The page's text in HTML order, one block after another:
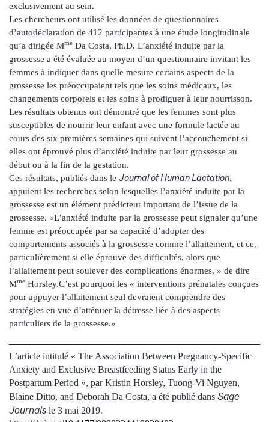
exclusivement au sein.
Les chercheurs ont utilisé les données de questionnaires
d’autodéclaration de 412 participantes à une étude longitudinale
qu’a dirigée Mme Da Costa, Ph.D. L’anxiété induite par la
grossesse a été évaluée au moyen d’un questionnaire invitant les
femmes à indiquer dans quelle mesure certains aspects de la
grossesse les préoccupaient tels que les soins médicaux, les
changements corporels et les soins à prodiguer à leur nourrisson.
Les résultats obtenus ont démontré que les femmes sont plus
susceptibles de nourrir leur enfant avec une formule lactée au
cours des six premières semaines qui suivent l’accouchement si
elles ont éprouvé plus d’anxiété induite par leur grossesse au
début ou à la fin de la gestation.
Ces résultats, publiés dans le Journal of Human Lactation,
appuient les recherches selon lesquelles l’anxiété induite par la
grossesse est un élément prédicteur important de l’issue de la
grossesse. «L’anxiété induite par la grossesse peut signaler qu’une
femme est préoccupée par sa capacité d’adopter des
comportements associés à la grossesse comme l’allaitement, et ce,
particulièrement si elle éprouve des difficultés, alors que
l’allaitement peut soulever des complications énormes, » de dire
Mme Horsley.C’est pourquoi les « interventions prénatales conçues
pour appuyer l’allaitement seul devraient comprendre des
stratégies en vue d’atténuer la détresse liée à des aspects
particuliers de la grossesse.»
L’article intitulé « The Association Between Pregnancy-Specific
Anxiety and Exclusive Breastfeeding Status Early in the
Postpartum Period », par Kristin Horsley, Tuong-Vi Nguyen,
Blaine Ditto, and Deborah Da Costa, a été publié dans Sage
Journals le 3 mai 2019.